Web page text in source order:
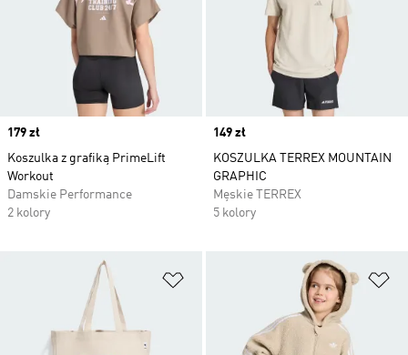
Price
179 zł
Koszulka z grafiką PrimeLift
Workout
Damskie Performance
2 kolory
Price
149 zł
KOSZULKA TERREX MOUNTAIN
GRAPHIC
Męskie TERREX
5 kolory
Dodaj do listy życzeń